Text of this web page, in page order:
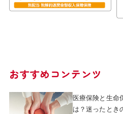
おすすめコンテンツ
医療保険と生命
は？迷ったとき